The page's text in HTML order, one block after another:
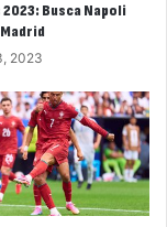
2023: Busca Napoli
2023